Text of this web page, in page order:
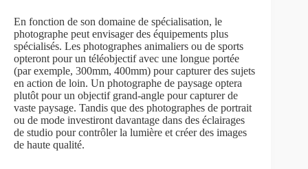
En fonction de son domaine de spécialisation, le
photographe peut envisager des équipements plus
spécialisés. Les photographes animaliers ou de sports
opteront pour un téléobjectif avec une longue portée
(par exemple, 300mm, 400mm) pour capturer des sujets
en action de loin. Un photographe de paysage optera
plutôt pour un objectif grand-angle pour capturer de
vaste paysage. Tandis que des photographes de portrait
ou de mode investiront davantage dans des éclairages
de studio pour contrôler la lumière et créer des images
de haute qualité.